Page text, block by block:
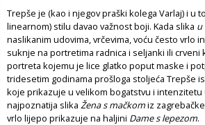
Trepše je (kao i njegov praški kolega Varlaj) i u
linearnom) stilu davao važnost boji. Kada slika u
naslikanim udovima, vrčevima, voću često vrlo
suknje na portretima radnica i seljanki ili
portreta kojemu je lice glatko poput maske i
tridesetim godinama prošloga stoljeća Trepše
koje prikazuje u velikom bogatstvu i
najpoznatija slika Žena s mačkomiz
vrlo lijepo prikazuje na haljini Dame s lepezom.